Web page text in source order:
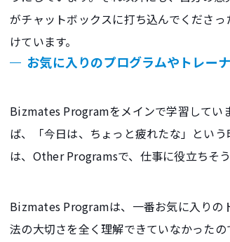
がチャットボックスに打ち込んでくださ
けています。
お気に入りのプログラムやトレー
Bizmates Programをメインで学習してい
ば、「今日は、ちょっと疲れたな」とい
は、Other Programsで、仕事に役立ちそ
Bizmates Programは、一番お気に入りの
法の大切さを全く理解できていなかった